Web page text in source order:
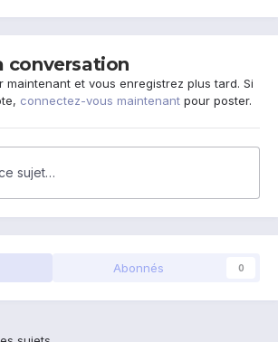
conversation
maintenant et vous enregistrez plus tard. Si
connectez-vous maintenant pour poster.
sujet…
Abonnés 0